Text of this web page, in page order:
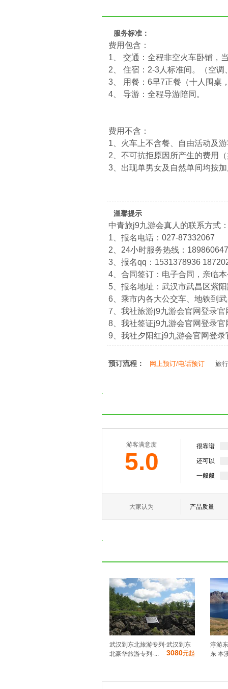
服务标准：
费用包含：
1、 交通：全程非空火车卧铺，
2、 住宿：2-3人标准间。（空
3、 用餐：6早7正餐（十人围桌
4、 导游：全程导游陪同。
费用不含：
1、火车上不含餐、自由活动及
2、不可抗拒原因所产生的费用
3、出现单男女及自然单间均按
温馨提示
中青旅j9九游会真人的联系方式
1、报名电话：027-87332067
2、24小时服务热线：
3、报名qq：1531378936
4、合同签订：电子合同，亲临
5、报名地址：武汉市武昌区紫
6、乘市内各大公交车、地铁到
7、我社旅游j9九游会官网登录
8、我社签证j9九游会官网登录
9、我社夕阳红j9九游会官网登
预订流程： 网上预订/电话预订 旅
游客满意度
5.0
很靠谱
还可以
一般般
大家认为 产品质量
武汉到东北旅游专列-武汉到东
北豪华旅游专列-...
3080元起
淳游
东 本